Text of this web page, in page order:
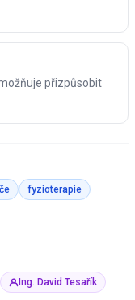
přizpůsobit
fyzioterapie
Ing. David Tesařík